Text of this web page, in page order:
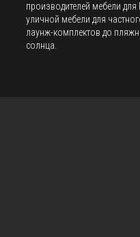
производителей мебели
уличной мебели для
лаунж-комплектов до
солнца.